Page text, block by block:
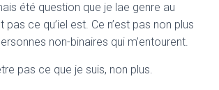
été question que je lae genre au
pas ce qu’iel est. Ce n’est pas non plus
non-binaires qui m’entourent.
pas ce que je suis, non plus.